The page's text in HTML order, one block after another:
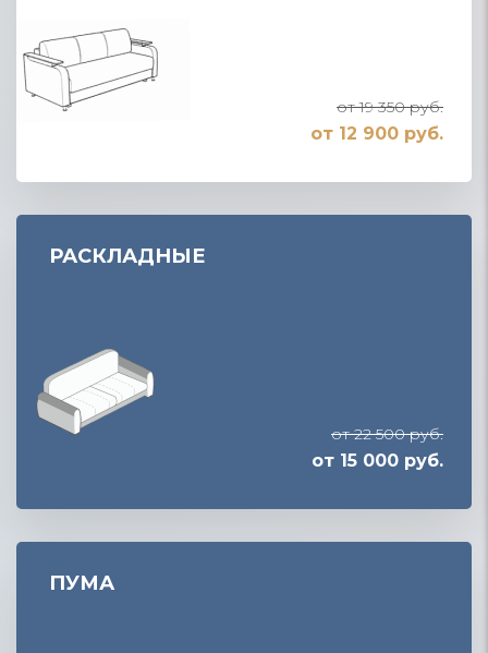
от 19 350 руб.
от 12 900 руб.
РАСКЛАДНЫЕ
от 22 500 руб.
от 15 000 руб.
ПУМА